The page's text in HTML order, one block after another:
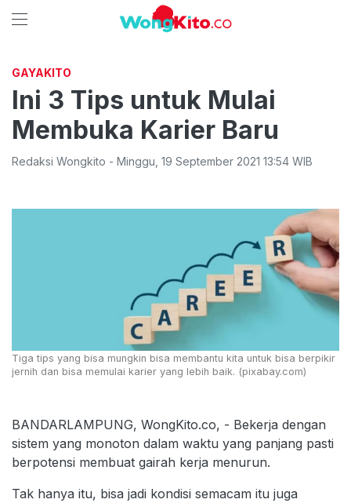
GAYAKITO
Ini 3 Tips untuk Mulai
Membuka Karier Baru
Redaksi Wongkito - Minggu 19 September 2021 13:54 WIB
Tiga tips yang bisa mungkin bisa membantu kita untuk bisa berpikir
jernih dan bisa memulai karier yang lebih baik. (pixabay.com)
BANDARLAMPUNG, WongKito.co, - Bekerja dengan
sistem yang monoton dalam waktu yang panjang pasti
berpotensi membuat gairah kerja menurun.
Tak hanya itu, bisa jadi kondisi semacam itu juga